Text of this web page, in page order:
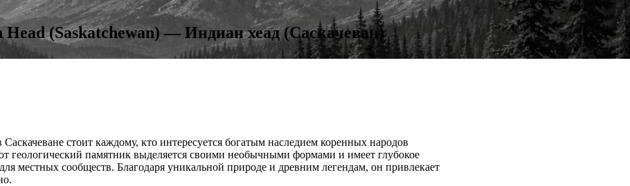
Head (Saskatchewan) — Индиан хеад (Саскачеван)
стоит каждому, кто интересуется богатым наследием коренных народов
геологический памятник выделяется своими необычными формами и имеет глубокое
местных сообществ. Благодаря уникальной природе и древним легендам, он привлекает